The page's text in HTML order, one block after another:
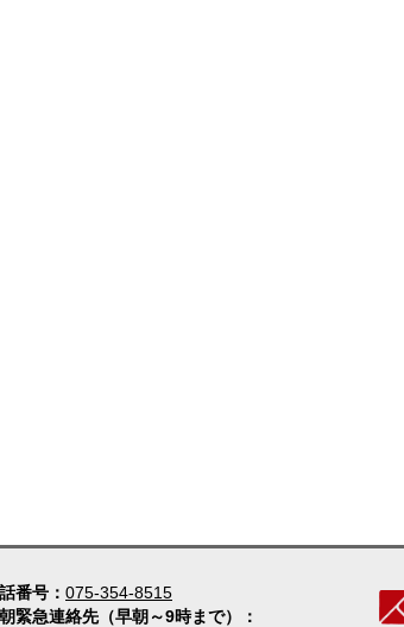
番号
075-354-8515
緊急連絡先（早朝～9時まで）